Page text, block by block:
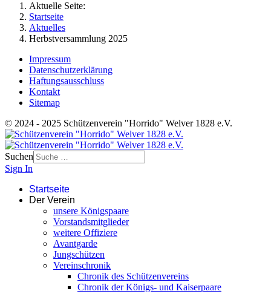
Aktuelle Seite:
Startseite
Aktuelles
Herbstversammlung 2025
Impressum
Datenschutzerklärung
Haftungsausschluss
Kontakt
Sitemap
© 2024 - 2025 Schützenverein "Horrido" Welver 1828 e.V.
Suchen
Sign In
Startseite
Der Verein
unsere Königspaare
Vorstandsmitglieder
weitere Offiziere
Avantgarde
Jungschützen
Vereinschronik
Chronik des Schützenvereins
Chronik der Königs- und Kaiserpaare